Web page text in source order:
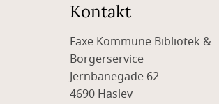
Kontakt
Faxe Kommune Bibliotek &
Borgerservice
Jernbanegade 62
4690 Haslev